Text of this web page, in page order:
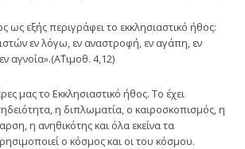
εξής περιγράφει το εκκλησιαστικό ήθος:
εν λόγω, εν αναστροφή, εν αγάπη, εν
αγνοία».(Α΄Τιμοθ. 4,12)
μας το Εκκλησιαστικό ήθος. Το έχει
η διπλωματία, ο καιροσκοπισμός, η
η ανηθικότης και όλα εκείνα τα
ο κόσμος και οι του κόσμου.